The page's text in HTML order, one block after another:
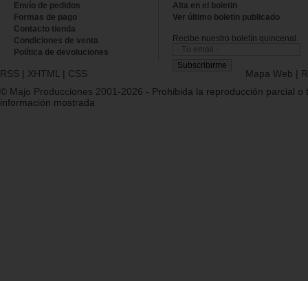
Envío de pedidos
Formas de pago
Contacto tienda
Condiciones de venta
Política de devoluciones
Alta en el boletin
Ver último boletin publicado
Recibe nuestro boletín quincenal.
RSS | XHTML | CSS Mapa Web |
© Majo Producciones 2001-2026 - Prohibida la reproducción parcial o
información mostrada